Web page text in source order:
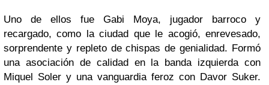
Uno de ellos fue Gabi Moya, jugador barroco y
recargado, como la ciudad que le acogió, enrevesado,
sorprendente y repleto de chispas de genialidad. Formó
una asociación de calidad en la banda izquierda con
Miquel Soler y una vanguardia feroz con Davor Suker.